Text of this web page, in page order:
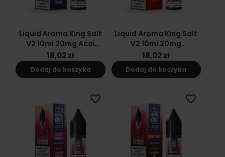
Liquid Aroma King Salt
V2 10ml 20mg Acai
Blueberries
18,02 zł
Dodaj do koszyka
Liquid Aroma King Salt
V2 10ml 20mg
Strawberry Slush
18,02 zł
Dodaj do koszyka
favorite_border favorite_border